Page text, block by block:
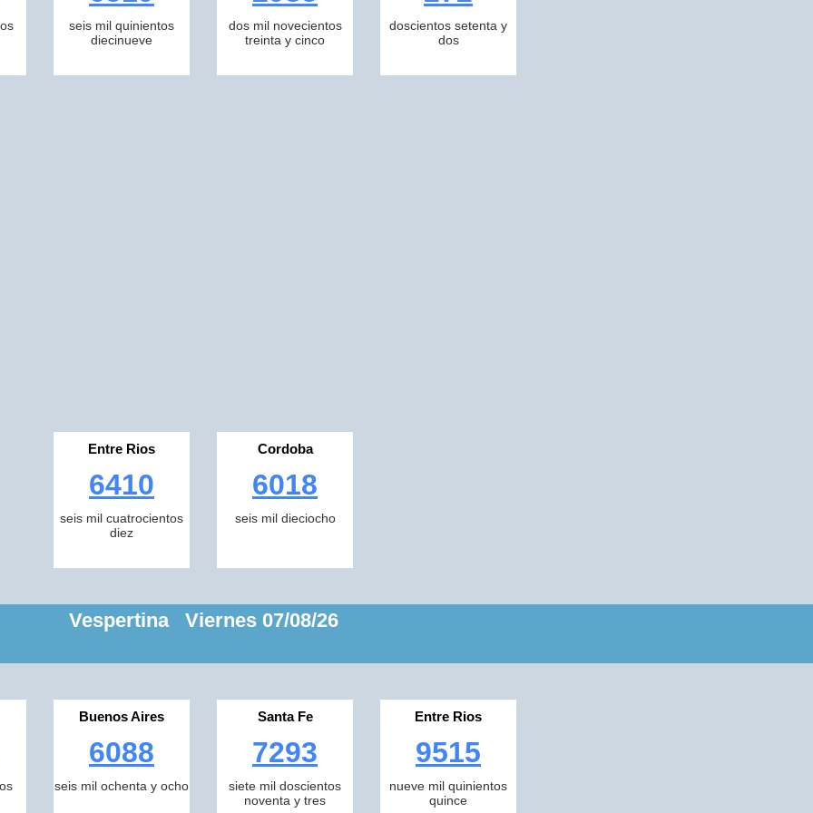
seis mil quinientos
diecinueve
dos mil novecientos
treinta y cinco
doscientos setenta y
dos
Entre Rios
6410
seis mil cuatrocientos
diez
Cordoba
6018
seis mil dieciocho
Vespertina Viernes 07/08/26
Buenos Aires
6088
seis mil ochenta y ocho
Santa Fe
7293
siete mil doscientos
noventa y tres
Entre Rios
9515
nueve mil quinientos
quince